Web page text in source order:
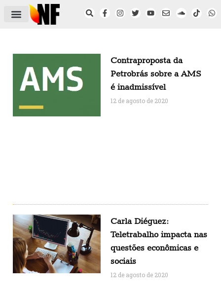
Contraproposta da
Petrobrás sobre a AMS
é inadmissível
12 de agosto de 2020
Carla Diéguez:
Teletrabalho impacta nas
questões econômicas e
sociais
12 de agosto de 2020